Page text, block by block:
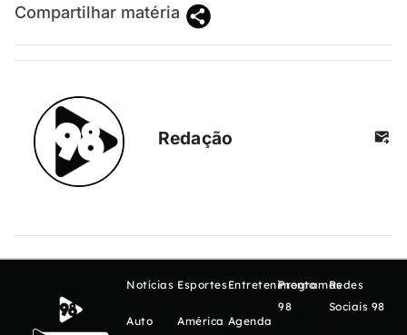
Compartilhar matéria
Redação
Notícias
Auto
Esportes
América
Entretenimento
Agenda
Programas
98
Redes
Sociais 98